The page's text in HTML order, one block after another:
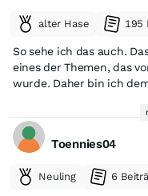
alter Hase 195
So sehe ich das auch.
eines der Themen, das
wurde. Daher bin ich
verkauft haben, so dass
ihnen bestimmt weh
Kurs herzugeben.
Toennies04
Neuling 6